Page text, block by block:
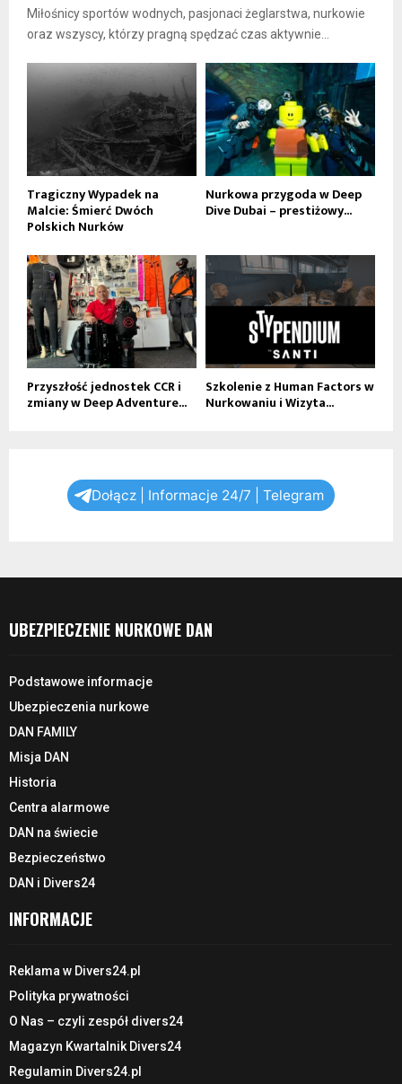
Miłośnicy sportów wodnych, pasjonaci żeglarstwa, nurkowie
oraz wszyscy, którzy pragną spędzać czas aktywnie...
Tragiczny Wypadek na
Malcie: Śmierć Dwóch
Polskich Nurków
Nurkowa przygoda w Deep
Dive Dubai – prestiżowy...
Przyszłość jednostek CCR i
zmiany w Deep Adventure...
Szkolenie z Human Factors w
Nurkowaniu i Wizyta...
Dołącz | Informacje 24/7 | Telegram
UBEZPIECZENIE NURKOWE DAN
Podstawowe informacje
Ubezpieczenia nurkowe
DAN FAMILY
Misja DAN
Historia
Centra alarmowe
DAN na świecie
Bezpieczeństwo
DAN i Divers24
INFORMACJE
Reklama w Divers24.pl
Polityka prywatności
O Nas – czyli zespół divers24
Magazyn Kwartalnik Divers24
Regulamin Divers24.pl